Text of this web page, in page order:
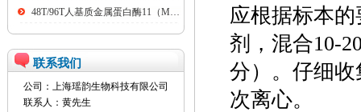
48T/96T人基质金属蛋白酶11（MMP11）ELISA kit
联系我们
公司：上海瑶韵生物科技有限公司
联系人：黄先生
应根据标本
剂，混合10-
分）。仔细
次离心。